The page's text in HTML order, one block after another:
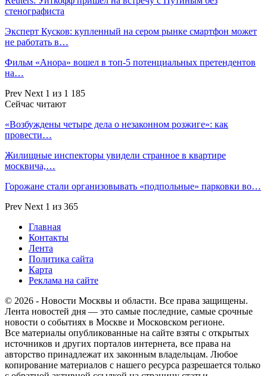
стенографиста
Эксперт Кусков: купленный на сером рынке смартфон может
не работать в…
Фильм «Анора» вошел в топ-5 потенциальных претендентов
на…
Prev Next 1 из 1 185
Сейчас читают
«Возбуждены четыре дела о незаконном розжиге»: как
провести…
Жилищные инспекторы увидели странное в квартире
москвича,…
Горожане стали организовывать «подпольные» парковки во…
Prev Next 1 из 365
Главная
Контакты
Лента
Политика сайта
Карта
Реклама на сайте
© 2026 - Новости Москвы и области. Все права защищены.
Лента новостей дня — это самые последние, самые срочные
новости о событиях в Москве и Московском регионе.
Все материалы опубликованные на сайте взяты с открытых
источников и других порталов интернета, все права на
авторство принадлежат их законным владельцам. Любое
копирование материалов с нашего ресурса разрешается только